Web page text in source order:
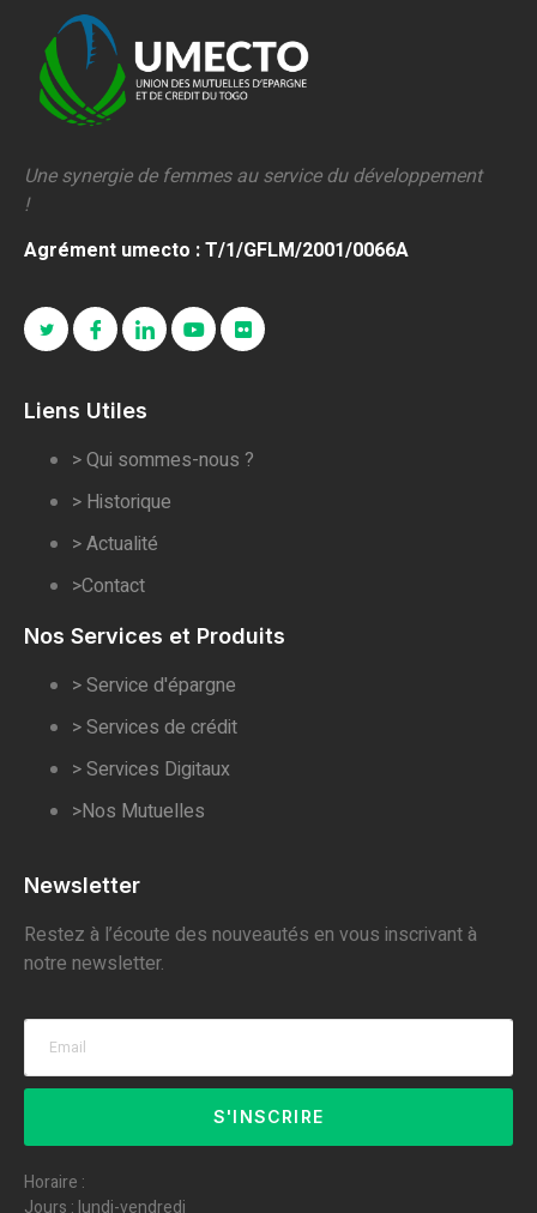
Une synergie de femmes au service du développement
!
Agrément umecto : T/1/GFLM/2001/0066A
Liens Utiles
> Qui sommes-nous ?
> Historique
> Actualité
>Contact
Nos Services et Produits
> Service d'épargne
> Services de crédit
> Services Digitaux
>Nos Mutuelles
Newsletter
Restez à l’écoute des nouveautés en vous inscrivant à
notre newsletter.
S'INSCRIRE
Horaire :
Jours : lundi-vendredi